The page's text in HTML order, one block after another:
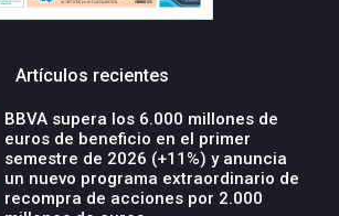
Artículos recientes
BBVA supera los 6.000 millones de
euros de beneficio en el primer
semestre de 2026 (+11%) y anuncia
un nuevo programa extraordinario de
recompra de acciones por 2.000